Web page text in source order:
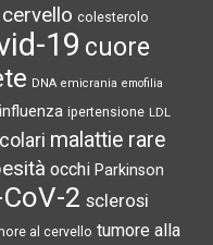
cervello colesterolo
19 cuore
DNA emicrania emofilia
influenza ipertensione LDL
malattie rare
occhi Parkinson
2 sclerosi
al cervello tumore alla